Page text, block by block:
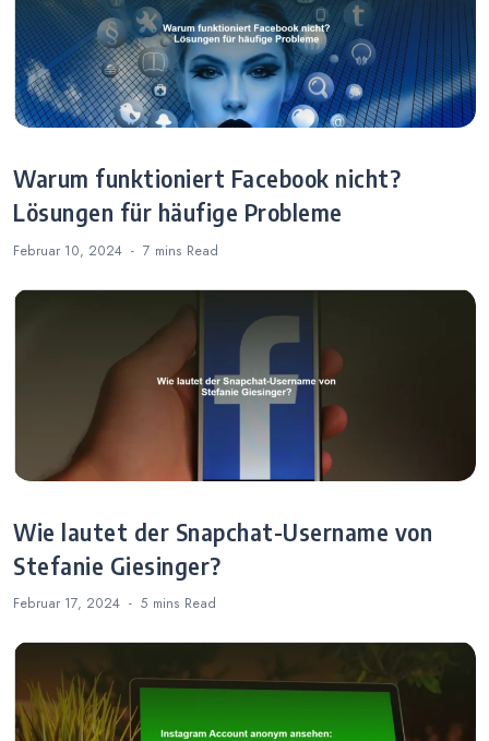
Warum funktioniert Facebook nicht?
Lösungen für häufige Probleme
Februar 10, 2024 7 mins Read
Wie lautet der Snapchat-Username von
Stefanie Giesinger?
Februar 17, 2024 5 mins Read